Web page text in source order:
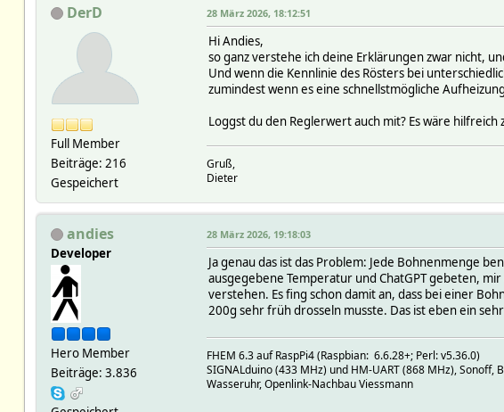
DerD
Full Member
Beiträge: 216
Gespeichert
28 März 2026, 18:12:51
Hi Andies,
so ganz verstehe ich deine Erklärungen zwar nicht,
Und wenn die Kennlinie des Rösters bei
zumindest wenn es eine schnellstmögliche
Loggst du den Reglerwert auch mit? Es wäre
Gruß,
Dieter
andies
Developer
Hero Member
Beiträge: 3.836
28 März 2026, 19:18:03
Ja genau das ist das Problem: Jede Bohnenmenge
ausgegebene Temperatur und ChatGPT gebeten,
verstehen. Es fing schon damit an, dass bei einer
200g sehr früh drosseln musste. Das ist eben ein
FHEM 6.3 auf RaspPi4 (Raspbian: 6.6.28+; Perl: v5.36.0)
SIGNALduino (433 MHz) und HM-UART (868 MHz),
Wasseruhr, Openlink-Nachbau Viessmann